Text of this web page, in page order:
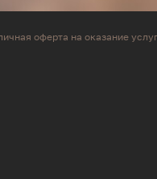
оферта на оказание